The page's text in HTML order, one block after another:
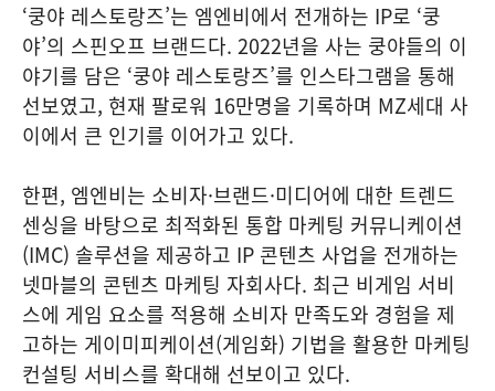
‘쿵야 레스토랑즈’는 엠엔비에서 전개하는 IP로 ‘쿵
야’의 스핀오프 브랜드다. 2022년을 사는 쿵야들의 이
야기를 담은 ‘쿵야 레스토랑즈’를 인스타그램을 통해
선보였고, 현재 팔로워 16만명을 기록하며 MZ세대 사
이에서 큰 인기를 이어가고 있다.
한편, 엠엔비는 소비자·브랜드·미디어에 대한 트렌드
센싱을 바탕으로 최적화된 통합 마케팅 커뮤니케이션
(IMC) 솔루션을 제공하고 IP 콘텐츠 사업을 전개하는
넷마블의 콘텐츠 마케팅 자회사다. 최근 비게임 서비
스에 게임 요소를 적용해 소비자 만족도와 경험을 제
고하는 게이미피케이션(게임화) 기법을 활용한 마케팅
컨설팅 서비스를 확대해 선보이고 있다.